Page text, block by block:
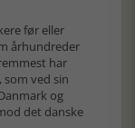
før eller
århundreder
har
ved sin
og
det danske